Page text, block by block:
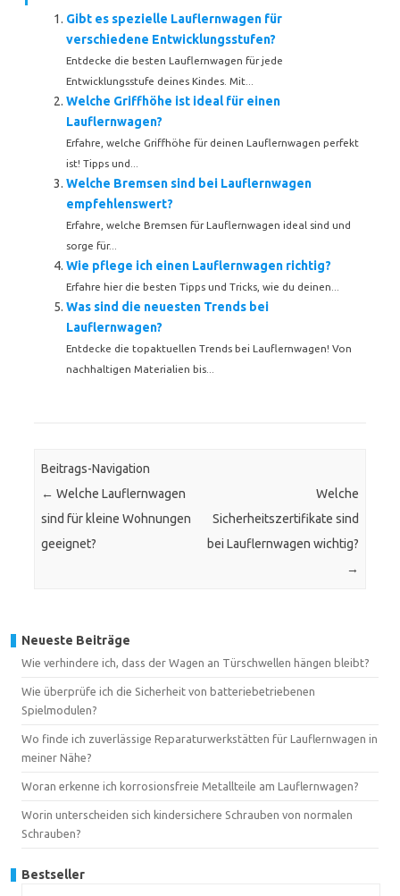
Gibt es spezielle Lauflernwagen für
verschiedene Entwicklungsstufen?
Entdecke die besten Lauflernwagen für jede
Entwicklungsstufe deines Kindes. Mit...
Welche Griffhöhe ist ideal für einen
Lauflernwagen?
Erfahre, welche Griffhöhe für deinen Lauflernwagen perfekt
ist! Tipps und...
Welche Bremsen sind bei Lauflernwagen
empfehlenswert?
Erfahre, welche Bremsen für Lauflernwagen ideal sind und
sorge für...
Wie pflege ich einen Lauflernwagen richtig?
Erfahre hier die besten Tipps und Tricks, wie du deinen...
Was sind die neuesten Trends bei
Lauflernwagen?
Entdecke die topaktuellen Trends bei Lauflernwagen! Von
nachhaltigen Materialien bis...
Beitrags-Navigation
← Welche Lauflernwagen
sind für kleine Wohnungen
geeignet?
Welche
Sicherheitszertifikate sind
bei Lauflernwagen wichtig?
→
Neueste Beiträge
Wie verhindere ich, dass der Wagen an Türschwellen hängen bleibt?
Wie überprüfe ich die Sicherheit von batteriebetriebenen
Spielmodulen?
Wo finde ich zuverlässige Reparaturwerkstätten für Lauflernwagen in
meiner Nähe?
Woran erkenne ich korrosionsfreie Metallteile am Lauflernwagen?
Worin unterscheiden sich kindersichere Schrauben von normalen
Schrauben?
Bestseller